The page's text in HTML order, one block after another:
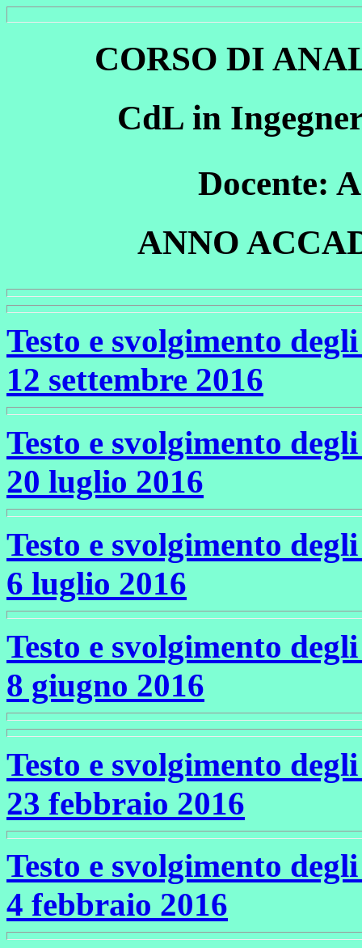
CORSO DI
CdL in
Docente:
ANNO
Testo e svolgimento
12 settembre 2016
Testo e svolgimento
20 luglio 2016
Testo e svolgimento
6 luglio 2016
Testo e svolgimento
8 giugno 2016
Testo e svolgimento
23 febbraio 2016
Testo e svolgimento
4 febbraio 2016